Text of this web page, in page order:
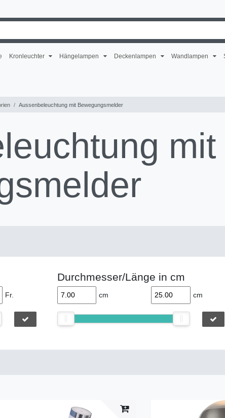
Kronleuchter Hängelampen Deckenlampen Wandlampen
Aussenbeleuchtung mit Bewegungsmelder
mit
Fr.
Durchmesser/Länge in cm
cm cm